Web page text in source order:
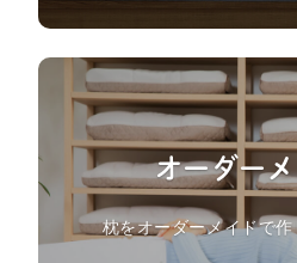
オーダー
枕をオーダーメイドで